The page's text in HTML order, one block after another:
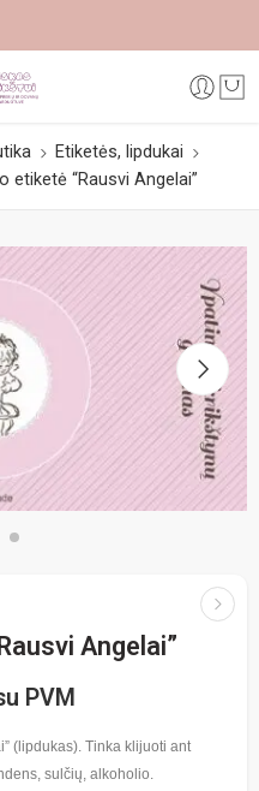
Etiketės, lipdukai
etiketė “Rausvi Angelai”
Angelai”
PVM
(lipdukas). Tinka klijuoti ant
sulčių, alkoholio.